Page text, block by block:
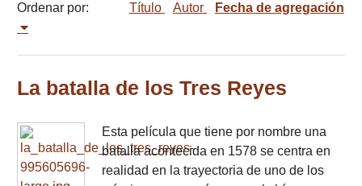
Ordenar por: Título Autor Fecha de agregación
La batalla de los Tres Reyes
Esta película que tiene por nombre una
batalla acontecida en 1578 se centra en
realidad en la trayectoria de uno de los